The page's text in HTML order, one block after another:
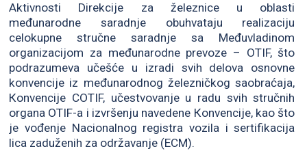
Aktivnosti Direkcije za železnice u oblasti
međunarodne saradnje obuhvataju realizaciju
celokupne stručne saradnje sa Međuvladinom
organizacijom za međunarodne prevoze – OTIF, što
podrazumeva učešće u izradi svih delova osnovne
konvencije iz međunarodnog železničkog saobraćaja,
Кonvencije COTIF, učestvovanje u radu svih stručnih
organa OTIF-a i izvršenju navedene Кonvencije, kao što
je vođenje Nacionalnog registra vozila i sertifikacija
lica zaduženih za održavanje (ECM).